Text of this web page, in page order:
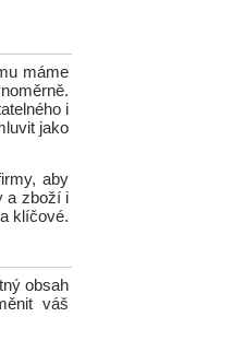
máme
i
jako
aby
a zboží i
klíčové.
obsah
váš